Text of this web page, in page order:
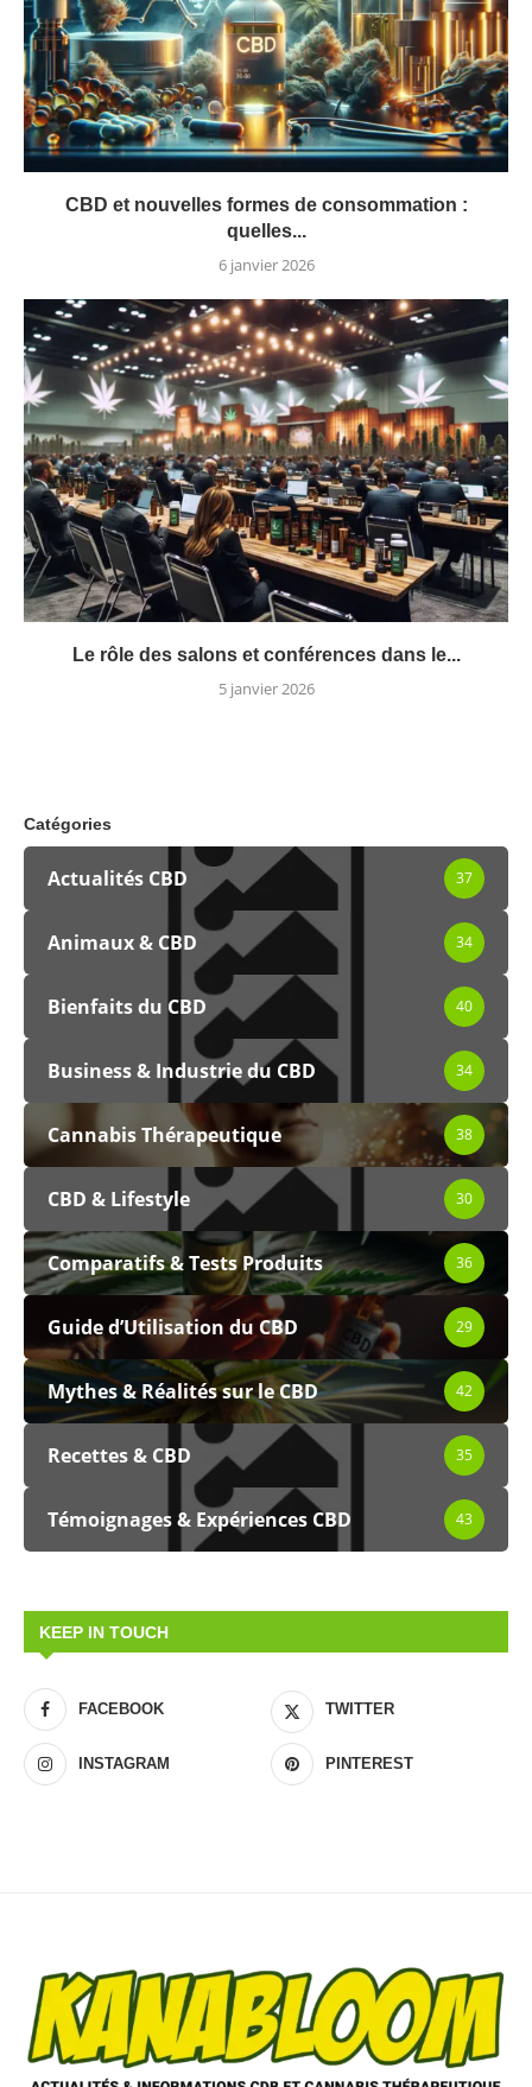
CBD et nouvelles formes de consommation :
quelles...
6 janvier 2026
Le rôle des salons et conférences dans le...
5 janvier 2026
Catégories
Actualités CBD 37
Animaux & CBD 34
Bienfaits du CBD 40
Business & Industrie du CBD 34
Cannabis Thérapeutique 38
CBD & Lifestyle 30
Comparatifs & Tests Produits 36
Guide d’Utilisation du CBD 29
Mythes & Réalités sur le CBD 42
Recettes & CBD 35
Témoignages & Expériences CBD 43
KEEP IN TOUCH
FACEBOOK TWITTER
INSTAGRAM PINTEREST